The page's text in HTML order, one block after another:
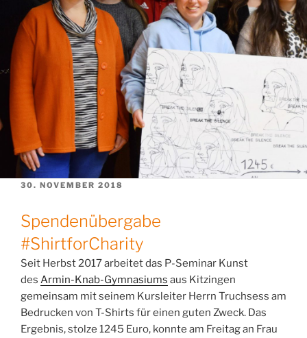
VERÖFFENTLICHT
30. NOVEMBER 2018
Spendenübergabe
#ShirtforCharity
Seit Herbst 2017 arbeitet das P-Seminar Kunst
des Armin-Knab-Gymnasiums aus Kitzingen
gemeinsam mit seinem Kursleiter Herrn Truchsess am
Bedrucken von T-Shirts für einen guten Zweck. Das
Ergebnis, stolze 1245 Euro, konnte am Freitag an Frau